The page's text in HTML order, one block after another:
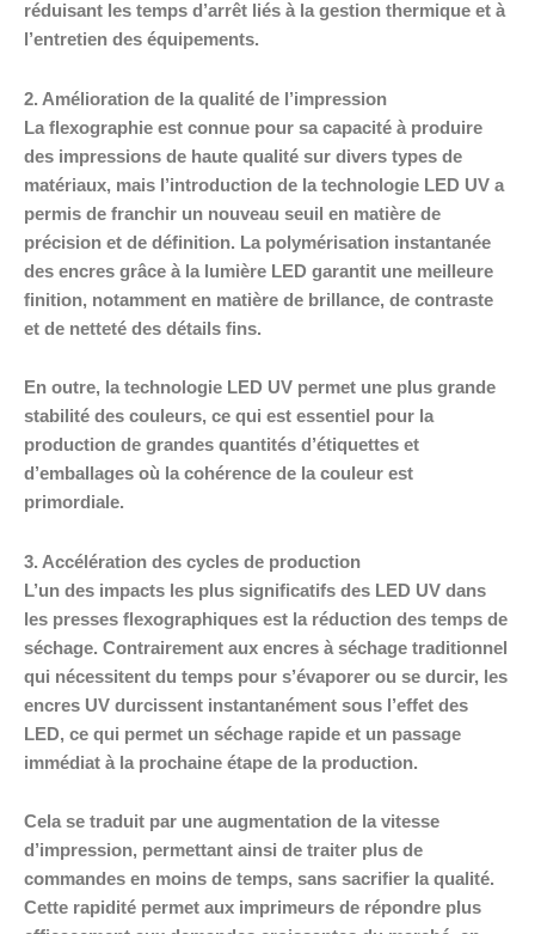
réduisant les temps d’arrêt liés à la gestion thermique et à
l’entretien des équipements.
2. Amélioration de la qualité de l’impression
La flexographie est connue pour sa capacité à produire
des impressions de haute qualité sur divers types de
matériaux, mais l’introduction de la technologie LED UV a
permis de franchir un nouveau seuil en matière de
précision et de définition. La polymérisation instantanée
des encres grâce à la lumière LED garantit une meilleure
finition, notamment en matière de brillance, de contraste
et de netteté des détails fins.
En outre, la technologie LED UV permet une plus grande
stabilité des couleurs, ce qui est essentiel pour la
production de grandes quantités d’étiquettes et
d’emballages où la cohérence de la couleur est
primordiale.
3. Accélération des cycles de production
L’un des impacts les plus significatifs des LED UV dans
les presses flexographiques est la réduction des temps de
séchage. Contrairement aux encres à séchage traditionnel
qui nécessitent du temps pour s’évaporer ou se durcir, les
encres UV durcissent instantanément sous l’effet des
LED, ce qui permet un séchage rapide et un passage
immédiat à la prochaine étape de la production.
Cela se traduit par une augmentation de la vitesse
d’impression, permettant ainsi de traiter plus de
commandes en moins de temps, sans sacrifier la qualité.
Cette rapidité permet aux imprimeurs de répondre plus